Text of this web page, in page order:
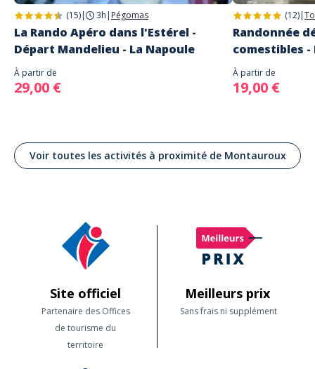
(15)| 3h | Pégomas
La Rando Apéro dans l'Estérel -
Départ Mandelieu - La Napoule
À partir de
29,00 €
(12)|
Randonnée
comestibles -
À partir de
19,00 €
Voir toutes les activités à proximité de Montauroux
Site officiel
Partenaire des Offices
de tourisme du
territoire
Meilleurs prix
Sans frais ni supplément